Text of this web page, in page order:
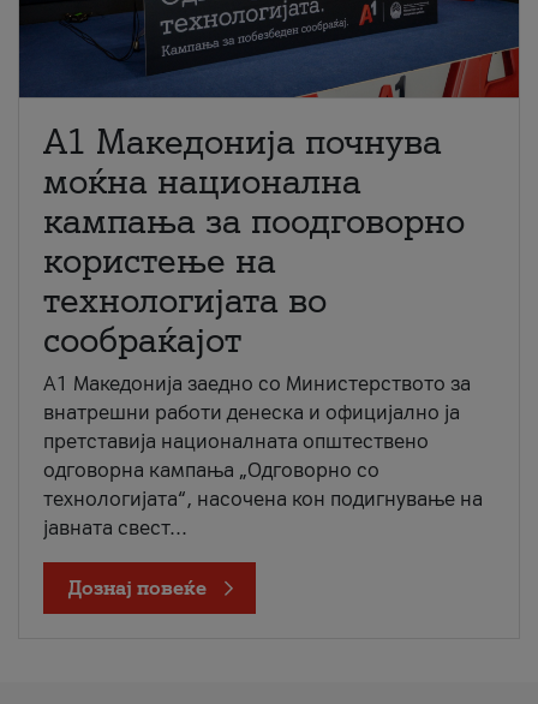
A1 Македонија почнува
моќна национална
кампања за поодговорно
користење на
технологијата во
сообраќајот
A1 Македонија заедно со Министерството за
внатрешни работи денеска и официјално ја
претставија националната општествено
одговорна кампања „Одговорно со
технологијата“, насочена кон подигнување на
јавната свест...
Дознај повеќе